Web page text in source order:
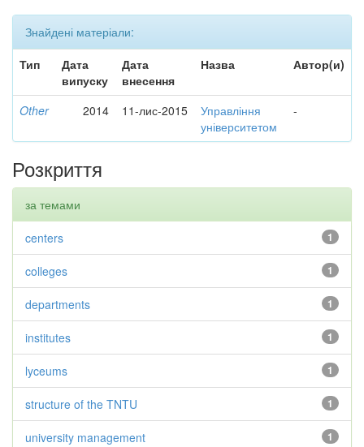
Знайдені матеріали:
Тип
Дата
випуску
Дата
внесення
Назва Автор(и)
Other 2014 11-лис-2015
Управління
університетом
-
Розкриття
за темами
1
centers
1
colleges
1
departments
1
institutes
1
lyceums
1
structure of the TNTU
1
university management